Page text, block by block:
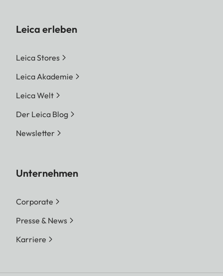
Leica erleben
Leica Stores
Leica Akademie
Leica Welt
Der Leica Blog
Newsletter
Unternehmen
Corporate
Presse & News
Karriere